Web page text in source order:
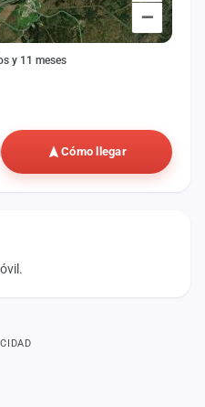
–
y 11 meses
Cómo llegar